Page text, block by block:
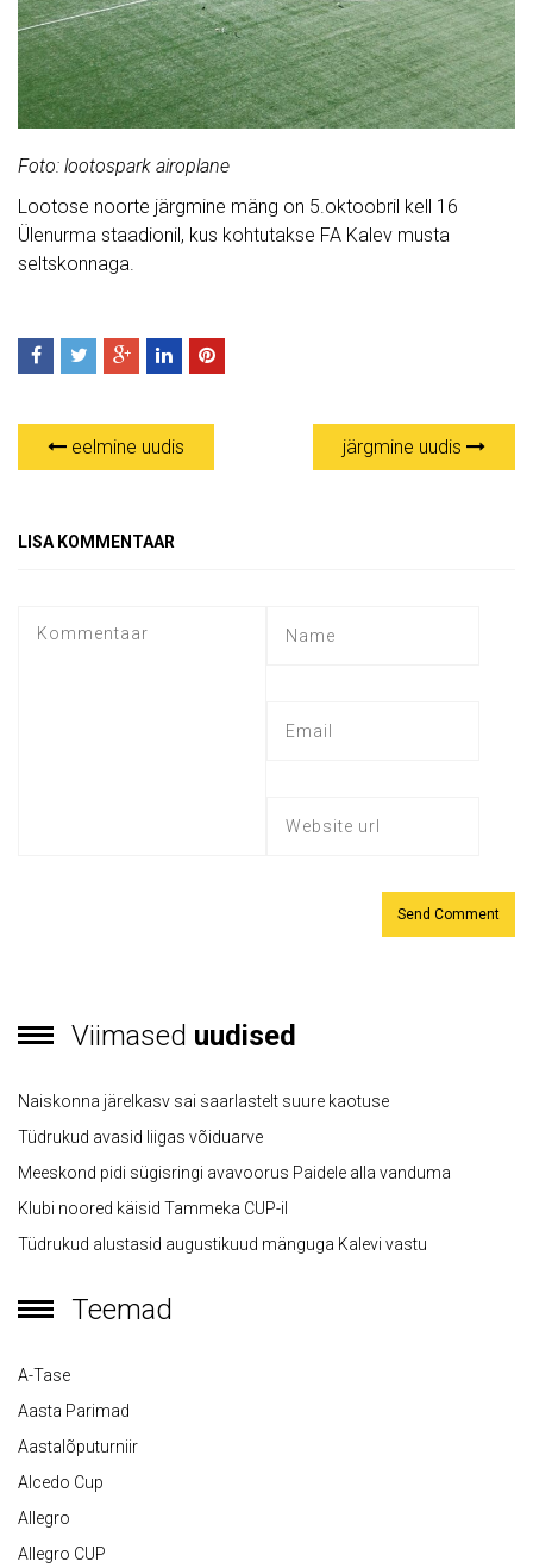
Foto: lootospark airoplane
Lootose noorte järgmine mäng on 5.oktoobril kell 16
Ülenurma staadionil, kus kohtutakse FA Kalev musta
seltskonnaga.
eelmine uudis järgmine uudis
LISA KOMMENTAAR
Viimased uudised
Naiskonna järelkasv sai saarlastelt suure kaotuse
Tüdrukud avasid liigas võiduarve
Meeskond pidi sügisringi avavoorus Paidele alla vanduma
Klubi noored käisid Tammeka CUP-il
Tüdrukud alustasid augustikuud mänguga Kalevi vastu
Teemad
A-Tase
Aasta Parimad
Aastalõputurniir
Alcedo Cup
Allegro
Allegro CUP